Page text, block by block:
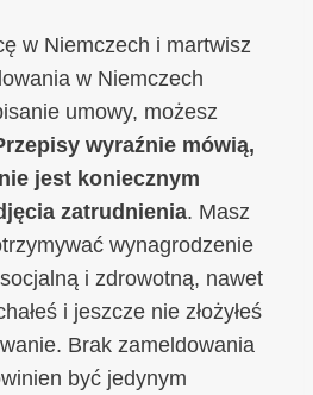
w Niemczech i martwisz
w Niemczech
umowy, możesz
wyraźnie mówią,
jest koniecznym
zatrudnienia. Masz
wynagrodzenie
i zdrowotną, nawet
i jeszcze nie złożyłeś
Brak zameldowania
być jedynym